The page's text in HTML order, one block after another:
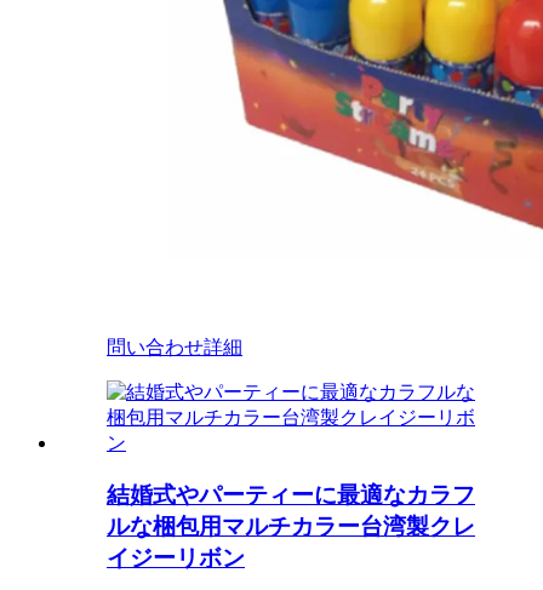
問い合わせ詳細
結婚式やパーティーに最適なカラフ
ルな梱包用マルチカラー台湾製クレ
イジーリボン